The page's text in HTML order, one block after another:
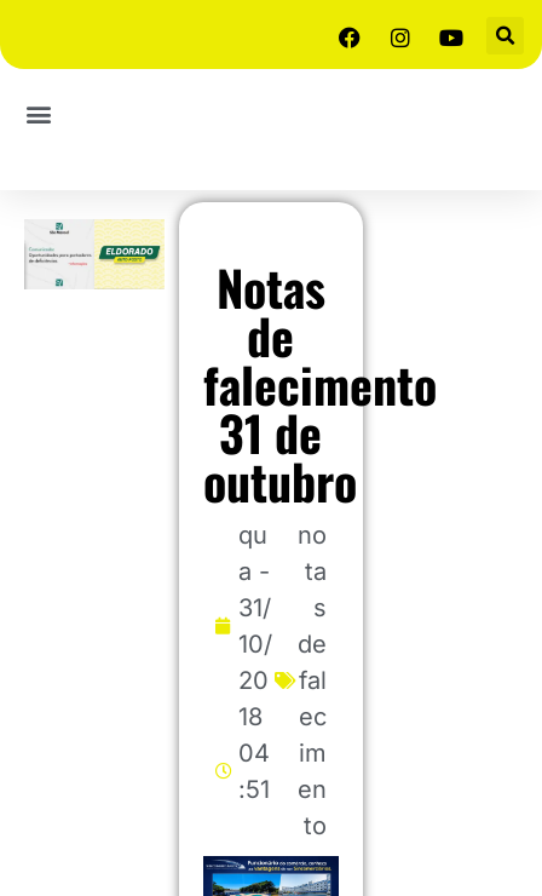
Notas
de
falecimento
31 de
outubro
qu
a -
31/
10/
20
18
04
:51
no
ta
s
de
fal
ec
im
en
to